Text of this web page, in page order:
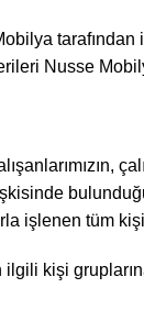
Nusse
işlenen tüm
kişi